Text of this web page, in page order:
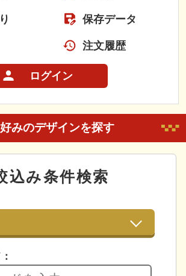
保存データ
注文履歴
ログイン
みのデザインを探す
込み条件検索